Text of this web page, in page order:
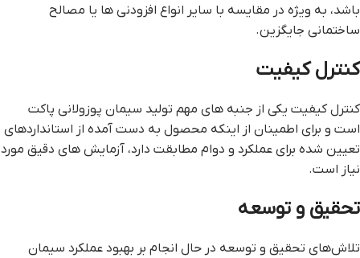
باشد، به ویژه در مقایسه با سایر انواع افزودنی ها یا مصالح
ساختمانی جایگزین.
کنترل کیفیت
کنترل کیفیت یکی از جنبه های مهم تولید سیمان پوزولانی پاکت
است و برای اطمینان از اینکه محصول به دست آمده از استانداردهای
تعیین شده برای عملکرد و دوام مطابقت دارد، آزمایش های دقیق مورد
نیاز است.
تحقیق و توسعه
تلاش‌های تحقیق و توسعه در حال انجام بر بهبود عملکرد سیمان